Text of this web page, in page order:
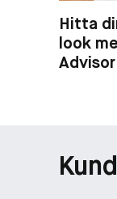
Hitta
look
Advisor